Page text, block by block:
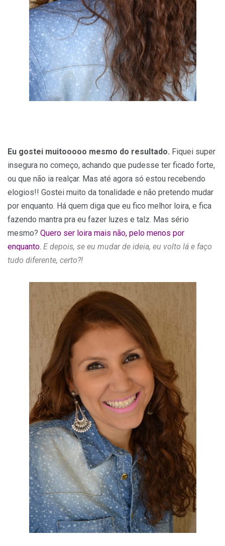
Eu gostei muitooooo mesmo do resultado. Fiquei super
insegura no começo, achando que pudesse ter ficado forte,
ou que não ia realçar. Mas até agora só estou recebendo
elogios!! Gostei muito da tonalidade e não pretendo mudar
por enquanto. Há quem diga que eu fico melhor loira, e fica
fazendo mantra pra eu fazer luzes e talz. Mas sério
mesmo? Quero ser loira mais não, pelo menos por
enquanto. E depois, se eu mudar de ideia, eu volto lá e faço
tudo diferente, certo?!